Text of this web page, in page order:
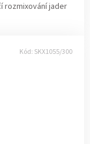
rozmixování jader
Kód: SKX1055/300